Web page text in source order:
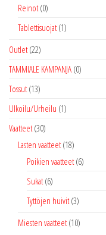
Reinot (0)
Tablettisuojat (1)
Outlet (22)
TAMMIALE KAMPANJA (0)
Tossut (13)
Ulkoilu/Urheilu (1)
Vaatteet (30)
Lasten vaatteet (18)
Poikien vaatteet (6)
Sukat (6)
Tyttöjen huivit (3)
Miesten vaatteet (10)